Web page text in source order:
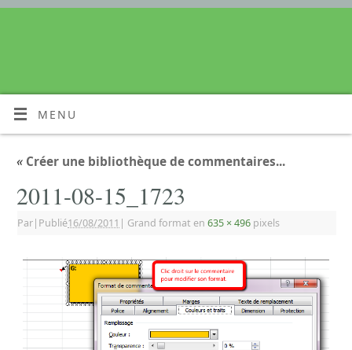
MENU
« Créer une bibliothèque de commentaires...
2011-08-15_1723
Par| Publié16/08/2011 | Grand format en 635 × 496 pixels